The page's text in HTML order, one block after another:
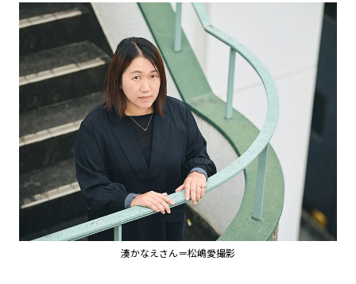
湊かなえさん＝松嶋愛撮影